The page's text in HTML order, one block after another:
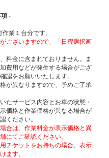
-
業１台分です。
ございますので、「日程選択画
料金に含まれておりません。ま
費用などが発生する場合がござ
認をお願いいたします。
が異なりますので、予めご了承
たサービス内容とお車の状態・
価格と作業価格が異なる場合が
ください。
合は、作業料金が表示価格と異
にてご確認ください。
チケットをお持ちの場合、表示
ます。